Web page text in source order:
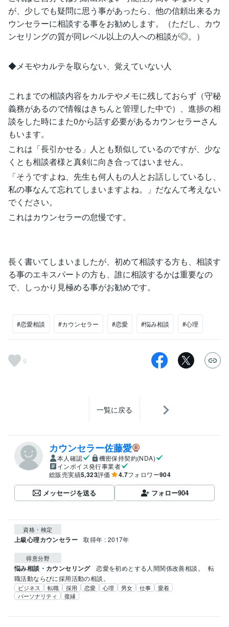
が、少しでも疑問に思う事があったら、他の信頼出来るカ
ウンセラーに相談する事をお勧めします。（ただし、カウ
ンセリングの質が同レベル以上の人への相談が◎。）
◆メモやカルテを取らない、覚えていない人
これまでの相談内容をカルテやメモに残しておらず（守秘
義務があるので情報はきちんと管理した中で）、進捗の相
談をした時にまた0から話す必要があるカウンセラーさん
もいます。
これは「長引かせる」人とも類似しているのですが、少な
くとも相談者様と真剣に向き合ってはいません。
「そうですよね、先生も何人もの人とお話ししているし、
私の事なんて忘れてしまいますよね。」だなんて考えない
でください。
これはカウンセラーの怠慢です。
長く書いてしまいましたが、初めて相談する方も、相談す
る事のエキスパートの方も、誰に相談するかは重要なの
で、しっかり見極める事がお勧めです。
#恋愛相談 #カウンセラー #恋愛 #悩み相談 #心理
9
一覧に戻る
カウンセラー佐藤愛
本人確認
機密保持契約(NDA)
インボイス発行事業者
総販売実績5,323評価 4.7フォロワー904
メッセージを送る フォロー904
資格・検定
上級心理カウンセラー 取得年 : 2017年
得意分野
悩み相談・カウンセリング 恋愛を初めとする人間関係改善相談。
転
職活動ならびに採用活動の相談。
ビジネス 転職 採用 恋愛 心理 男女 仕事
愛着
パーソナリティ
復縁